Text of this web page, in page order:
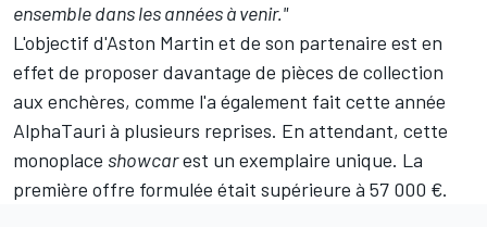
ensemble dans les années à venir."
L'objectif d'Aston Martin et de son partenaire est en
effet de proposer davantage de pièces de collection
aux enchères, comme l'a également fait cette année
AlphaTauri à plusieurs reprises. En attendant, cette
monoplace showcarest un exemplaire unique. La
première offre formulée était supérieure à 57 000 €.